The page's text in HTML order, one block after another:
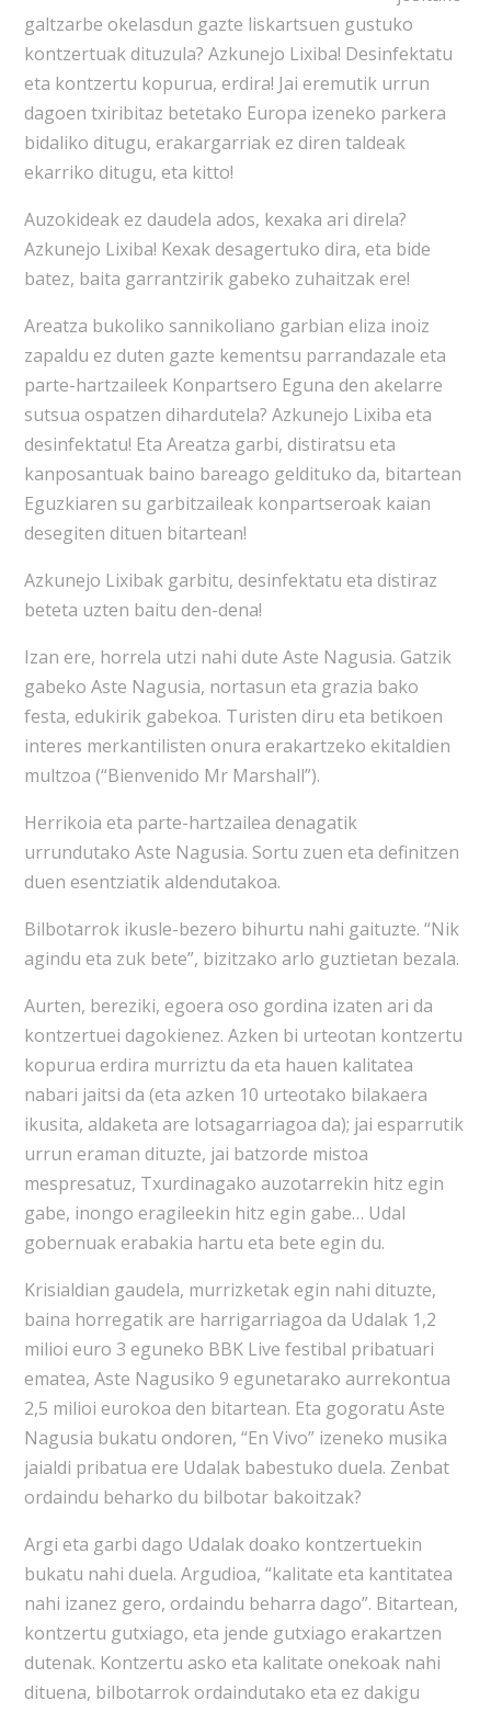
galtzarbe okelasdun gazte liskartsuen gustuko
kontzertuak dituzula? Azkunejo Lixiba! Desinfektatu
eta kontzertu kopurua, erdira! Jai eremutik urrun
dagoen txiribitaz betetako Europa izeneko parkera
bidaliko ditugu, erakargarriak ez diren taldeak
ekarriko ditugu, eta kitto!
Auzokideak ez daudela ados, kexaka ari direla?
Azkunejo Lixiba! Kexak desagertuko dira, eta bide
batez, baita garrantzirik gabeko zuhaitzak ere!
Areatza bukoliko sannikoliano garbian eliza inoiz
zapaldu ez duten gazte kementsu parrandazale eta
parte-hartzaileek Konpartsero Eguna den akelarre
sutsua ospatzen dihardutela? Azkunejo Lixiba eta
desinfektatu! Eta Areatza garbi, distiratsu eta
kanposantuak baino bareago geldituko da, bitartean
Eguzkiaren su garbitzaileak konpartseroak kaian
desegiten dituen bitartean!
Azkunejo Lixibak garbitu, desinfektatu eta distiraz
beteta uzten baitu den-dena!
Izan ere, horrela utzi nahi dute Aste Nagusia. Gatzik
gabeko Aste Nagusia, nortasun eta grazia bako
festa, edukirik gabekoa. Turisten diru eta betikoen
interes merkantilisten onura erakartzeko ekitaldien
multzoa (“Bienvenido Mr Marshall”).
Herrikoia eta parte-hartzailea denagatik
urrundutako Aste Nagusia. Sortu zuen eta definitzen
duen esentziatik aldendutakoa.
Bilbotarrok ikusle-bezero bihurtu nahi gaituzte. “Nik
agindu eta zuk bete”, bizitzako arlo guztietan bezala.
Aurten, bereziki, egoera oso gordina izaten ari da
kontzertuei dagokienez. Azken bi urteotan kontzertu
kopurua erdira murriztu da eta hauen kalitatea
nabari jaitsi da (eta azken 10 urteotako bilakaera
ikusita, aldaketa are lotsagarriagoa da); jai esparrutik
urrun eraman dituzte, jai batzorde mistoa
mespresatuz, Txurdinagako auzotarrekin hitz egin
gabe, inongo eragileekin hitz egin gabe… Udal
gobernuak erabakia hartu eta bete egin du.
Krisialdian gaudela, murrizketak egin nahi dituzte,
baina horregatik are harrigarriagoa da Udalak 1,2
milioi euro 3 eguneko BBK Live festibal pribatuari
ematea, Aste Nagusiko 9 egunetarako aurrekontua
2,5 milioi eurokoa den bitartean. Eta gogoratu Aste
Nagusia bukatu ondoren, “En Vivo” izeneko musika
jaialdi pribatua ere Udalak babestuko duela. Zenbat
ordaindu beharko du bilbotar bakoitzak?
Argi eta garbi dago Udalak doako kontzertuekin
bukatu nahi duela. Argudioa, “kalitate eta kantitatea
nahi izanez gero, ordaindu beharra dago”. Bitartean,
kontzertu gutxiago, eta jende gutxiago erakartzen
dutenak. Kontzertu asko eta kalitate onekoak nahi
dituena, bilbotarrok ordaindutako eta ez dakigu